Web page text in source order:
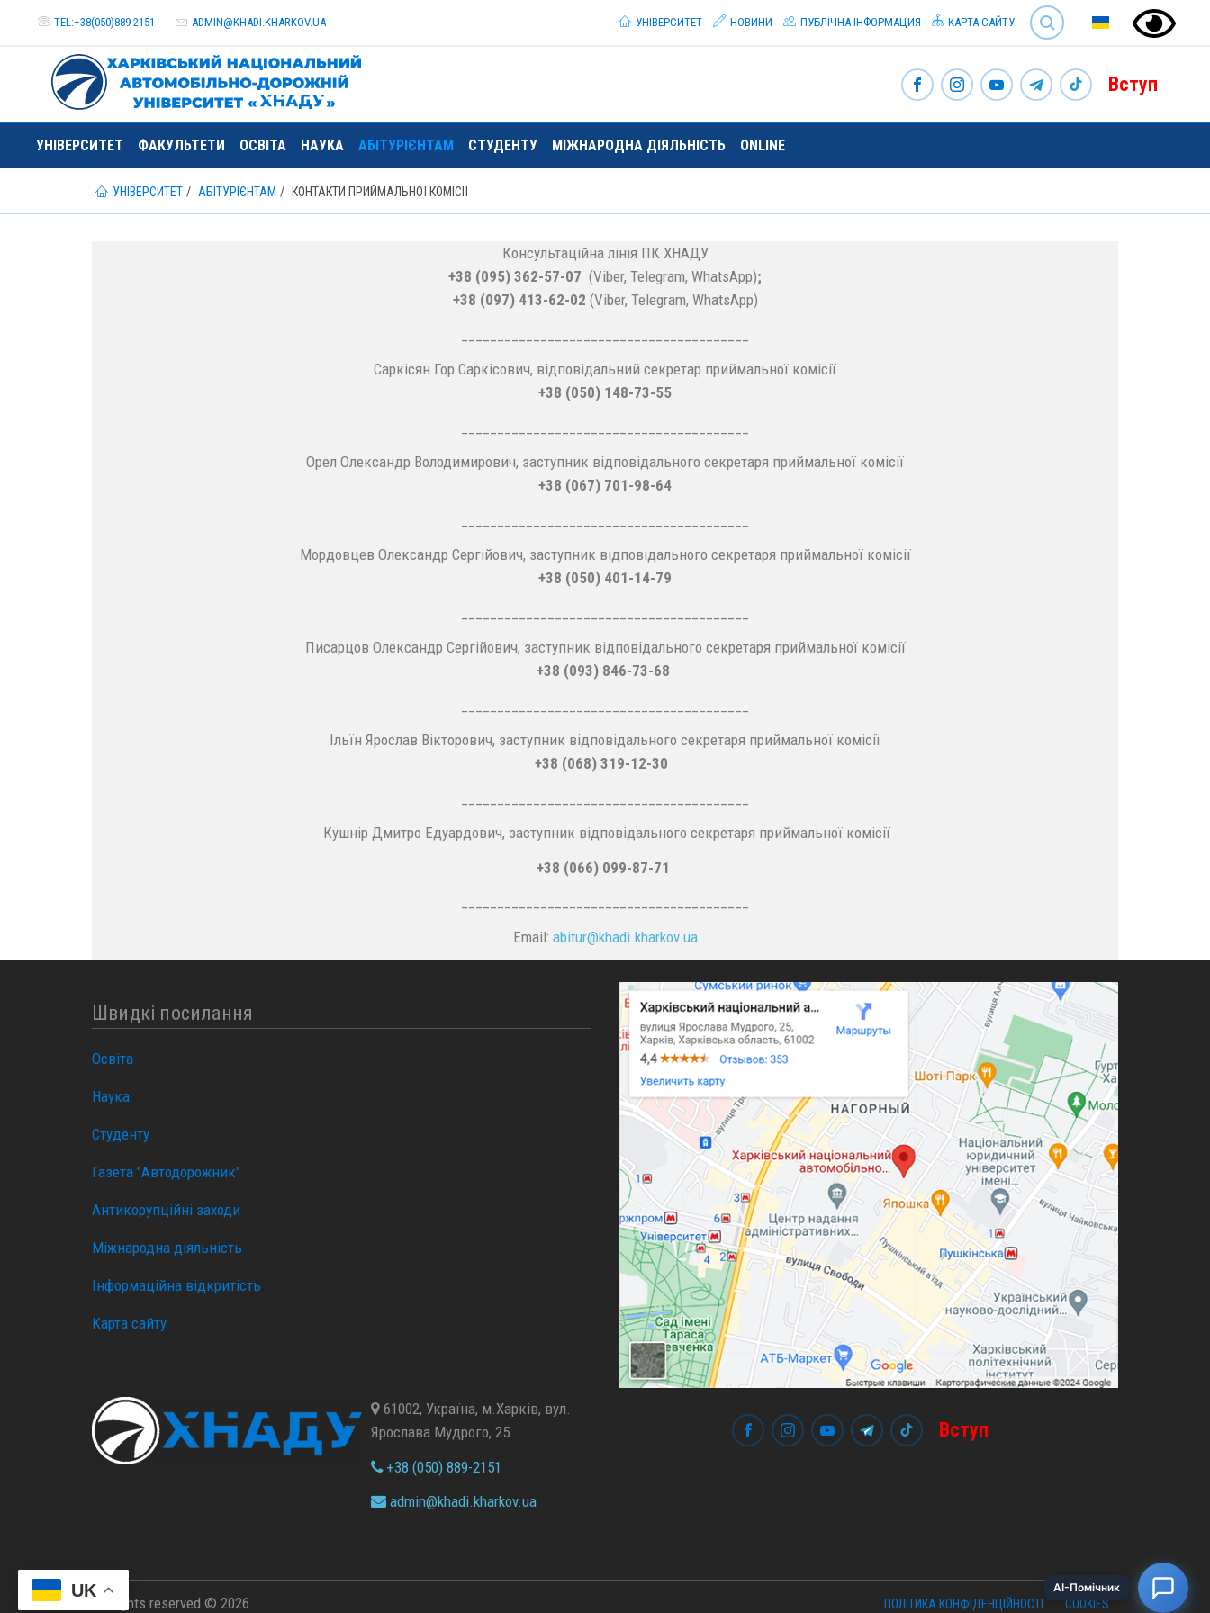
TEL:+38(050)889-2151 ADMIN@KHADI.KHARKOV.UA
SEARCH
УНІВЕРСИТЕТ
НОВИНИ ПУБЛІЧНА ІНФОРМАЦИЯ КАРТА САЙТУ
Вступ
УНІВЕРСИТЕТ ФАКУЛЬТЕТИ ОСВІТА НАУКА АБІТУРІЄНТАМ СТУДЕНТУ МІЖНАРОДНА ДІЯЛЬНІСТЬ ONLINE
УНІВЕРСИТЕТ АБІТУРІЄНТАМ КОНТАКТИ ПРИЙМАЛЬНОЇ КОМІСІЇ
Консультаційна лінія ПК ХНАДУ
+38 (095) 362-57-07 (Viber, Telegram, WhatsApp);
+38 (097) 413-62-02 (Viber, Telegram, WhatsApp)
Саркісян Гор Саркісович, відповідальний секретар приймальної комісії
+38 (050) 148-73-55
Орел Олександр Володимирович, заступник відповідального секретаря приймальної комісії
+38 (067) 701-98-64
Мордовцев Олександр Сергійович, заступник відповідального секретаря приймальної комісії
+38 (050) 401-14-79
Писарцов Олександр Сергійович, заступник відповідального секретаря приймальної комісії
+38 (093) 846-73-68
Ільїн Ярослав Вікторович, заступник відповідального секретаря приймальної комісії
+38 (068) 319-12-30
Кушнір Дмитро Едуардович, заступник відповідального секретаря приймальної комісії
+38 (066) 099-87-71
Email: abitur@khadi.kharkov.ua
UK
Швидкі посилання
Освіта
Наука
Студенту
Газета "Автодорожник"
Антикорупційні заходи
Міжнародна діяльність
Інформаційна відкритість
Карта сайту
61002, Україна, м.Харків, вул.
Ярослава Мудрого, 25
+38 (050) 889-2151
admin@khadi.kharkov.ua
Вступ
All rights reserved © 2026 ПОЛІТИКА КОНФІДЕНЦІЙНОСТІ COOKIES